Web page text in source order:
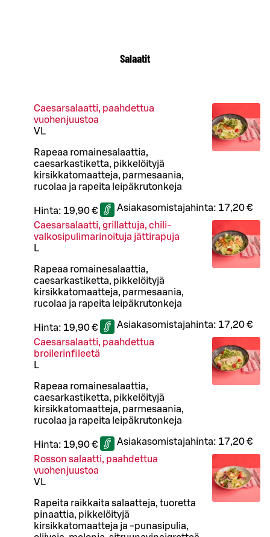
Salaatit
Caesarsalaatti, paahdettua
vuohenjuustoa
VL
Rapeaa romainesalaattia,
caesarkastiketta, pikkelöityjä
kirsikkatomaatteja, parmesaania,
rucolaa ja rapeita leipäkrutonkeja
Hinta: 19,90 € Asiakasomistajahinta: 17,20 €
Caesarsalaatti, grillattuja, chili-
valkosipulimarinoituja jättirapuja
L
Rapeaa romainesalaattia,
caesarkastiketta, pikkelöityjä
kirsikkatomaatteja, parmesaania,
rucolaa ja rapeita leipäkrutonkeja
Hinta: 19,90 € Asiakasomistajahinta: 17,20 €
Caesarsalaatti, paahdettua
broilerinfileetä
L
Rapeaa romainesalaattia,
caesarkastiketta, pikkelöityjä
kirsikkatomaatteja, parmesaania,
rucolaa ja rapeita leipäkrutonkeja
Hinta: 19,90 € Asiakasomistajahinta: 17,20 €
Rosson salaatti, paahdettua
vuohenjuustoa
VL
Rapeita raikkaita salaatteja, tuoretta
pinaattia, pikkelöityjä
kirsikkatomaatteja ja -punasipulia,